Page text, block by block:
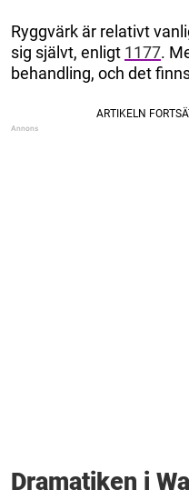
Ryggvärk är relativt
sig självt, enligt 1177.
behandling, och det
Dramatiken i